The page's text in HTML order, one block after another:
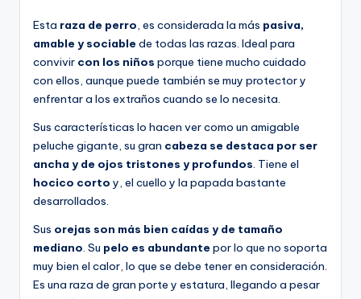
Esta raza de perro, es considerada la más pasiva,
amable y sociable de todas las razas. Ideal para
convivir con los niños porque tiene mucho cuidado
con ellos, aunque puede también se muy protector y
enfrentar a los extraños cuando se lo necesita.
Sus características lo hacen ver como un amigable
peluche gigante, su gran cabeza se destaca por ser
ancha y de ojos tristones y profundos. Tiene el
hocico corto y, el cuello y la papada bastante
desarrollados.
Sus orejas son más bien caídas y de tamaño
mediano. Su pelo es abundante por lo que no soporta
muy bien el calor, lo que se debe tener en consideración.
Es una raza de gran porte y estatura, llegando a pesar